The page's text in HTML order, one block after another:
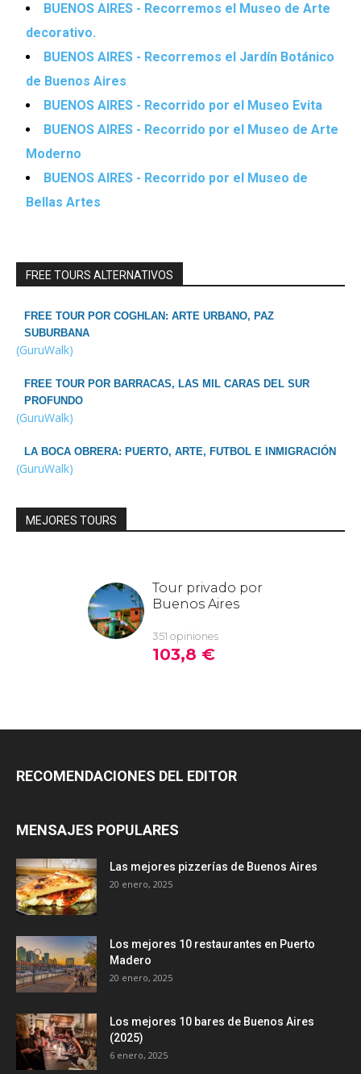
BUENOS AIRES - Recorremos el Museo de Arte
decorativo.
BUENOS AIRES - Recorremos el Jardín Botánico
de Buenos Aires
BUENOS AIRES - Recorrido por el Museo Evita
BUENOS AIRES - Recorrido por el Museo de Arte
Moderno
BUENOS AIRES - Recorrido por el Museo de
Bellas Artes
FREE TOURS ALTERNATIVOS
FREE TOUR POR COGHLAN: ARTE URBANO, PAZ
SUBURBANA
(GuruWalk)
FREE TOUR POR BARRACAS, LAS MIL CARAS DEL SUR
PROFUNDO
(GuruWalk)
LA BOCA OBRERA: PUERTO, ARTE, FUTBOL E INMIGRACIÓN
(GuruWalk)
MEJORES TOURS
RECOMENDACIONES DEL EDITOR
MENSAJES POPULARES
Las mejores pizzerías de Buenos Aires
20 enero, 2025
Los mejores 10 restaurantes en Puerto
Madero
20 enero, 2025
Los mejores 10 bares de Buenos Aires
(2025)
6 enero, 2025